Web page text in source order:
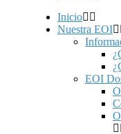
Inicio
Nuestra EOI
EOI